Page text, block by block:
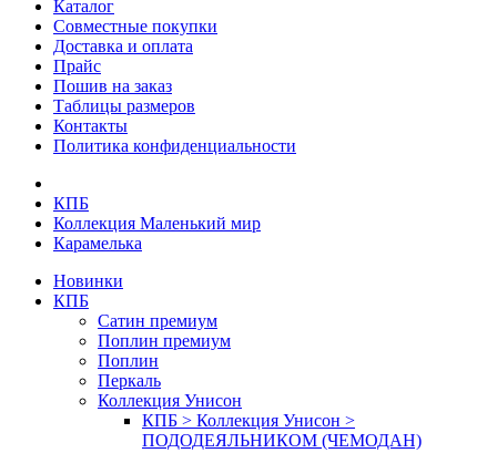
Каталог
Совместные покупки
Доставка и оплата
Прайс
Пошив на заказ
Таблицы размеров
Контакты
Политика конфиденциальности
КПБ
Коллекция Маленький мир
Карамелька
Новинки
КПБ
Сатин премиум
Поплин премиум
Поплин
Перкаль
Коллекция Унисон
КПБ > Коллекция Унисон >
ПОДОДЕЯЛЬНИКОМ (ЧЕМОДАН)